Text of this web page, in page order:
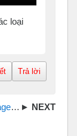
loại
Trả lời
3.0